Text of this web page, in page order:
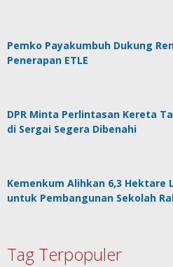
Pemko Payakumbuh Dukung
Penerapan ETLE
DPR Minta Perlintasan Kereta
di Sergai Segera Dibenahi
Kemenkum Alihkan 6,3 Hektare
untuk Pembangunan Sekolah
Tag Terpopuler